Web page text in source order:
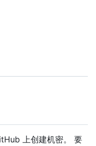
上创建机密。 要